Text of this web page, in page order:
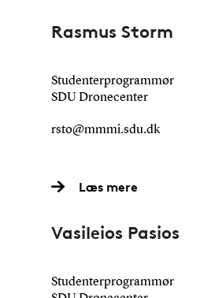
Rasmus Storm
Studenterprogrammør
SDU Dronecenter
rsto@mmmi.sdu.dk
Læs mere
Vasileios Pasios
Studenterprogrammør